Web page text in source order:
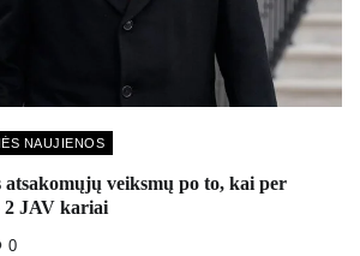
NAUJIENOS
veiksmų po to, kai per
2 JAV kariai
0